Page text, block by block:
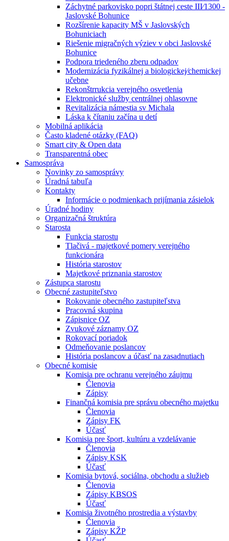
Záchytné parkovisko popri štátnej ceste III⁄1300 -
Jaslovské Bohunice
Rozšírenie kapacity MŠ v Jaslovských
Bohuniciach
Riešenie migračných výziev v obci Jaslovské
Bohunice
Podpora triedeného zberu odpadov
Modernizácia fyzikálnej a biologickej⁄chemickej
učebne
Rekonštrrukcia verejného osvetlenia
Elektronické služby centrálnej ohlasovne
Revitalizácia námestia sv Michala
Láska k čítaniu začína u detí
Mobilná aplikácia
Často kladené otázky (FAQ)
Smart city & Open data
Transparentná obec
Samospráva
Novinky zo samosprávy
Úradná tabuľa
Kontakty
Informácie o podmienkach prijímania zásielok
Úradné hodiny
Organizačná štruktúra
Starosta
Funkcia starostu
Tlačivá - majetkové pomery verejného
funkcionára
História starostov
Majetkové priznania starostov
Zástupca starostu
Obecné zastupiteľstvo
Rokovanie obecného zastupiteľstva
Pracovná skupina
Zápisnice OZ
Zvukové záznamy OZ
Rokovací poriadok
Odmeňovanie poslancov
História poslancov a účasť na zasadnutiach
Obecné komisie
Komisia pre ochranu verejného záujmu
Členovia
Zápisy
Finančná komisia pre správu obecného majetku
Členovia
Zápisy FK
Účasť
Komisia pre šport, kultúru a vzdelávanie
Členovia
Zápisy KSK
Účasť
Komisia bytová, sociálna, obchodu a služieb
Členovia
Zápisy KBSOS
Účasť
Komisia životného prostredia a výstavby
Členovia
Zápisy KŽP